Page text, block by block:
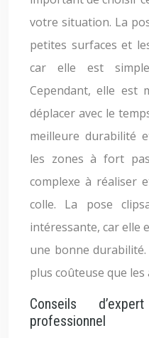
votre situation. La
petites surfaces et
car elle est
Cependant, elle est
déplacer avec le
meilleure durabilité
les zones à fort
complexe à réaliser
colle. La pose
intéressante, car elle
une bonne
plus coûteuse que
Conseils
professionnel